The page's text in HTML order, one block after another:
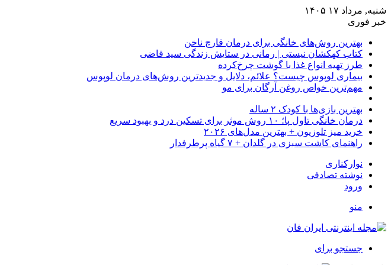
شنبه, مرداد ۱۷ ۱۴۰۵
خبر فوری
بهترین روش‌های خانگی برای درمان قارچ ناخن
کتاب کهکشان نیستی | رمانی در ستایش زندگی سید قاضی
طرز تهیه انواع غذا با گوشت چرخ‌کرده
بیماری لوپوس چیست؟ علائم، دلایل و جدیدترین روش‌های درمان لوپوس
مهم‌ترین خواص روغن آرگان برای مو
بهترین بازی‌ها با کودک ۲ ساله
درمان خانگی تاول پا؛ ۱۰ روش موثر برای تسکین درد و بهبود سریع
خرید میز تلوزیون + بهترین مدل‌های ۲۰۲۶
راهنمای کاشت سبزی در گلدان + ۷ گیاه پرطرفدار
نوارکناری
نوشته تصادفی
ورود
منو
جستجو برای